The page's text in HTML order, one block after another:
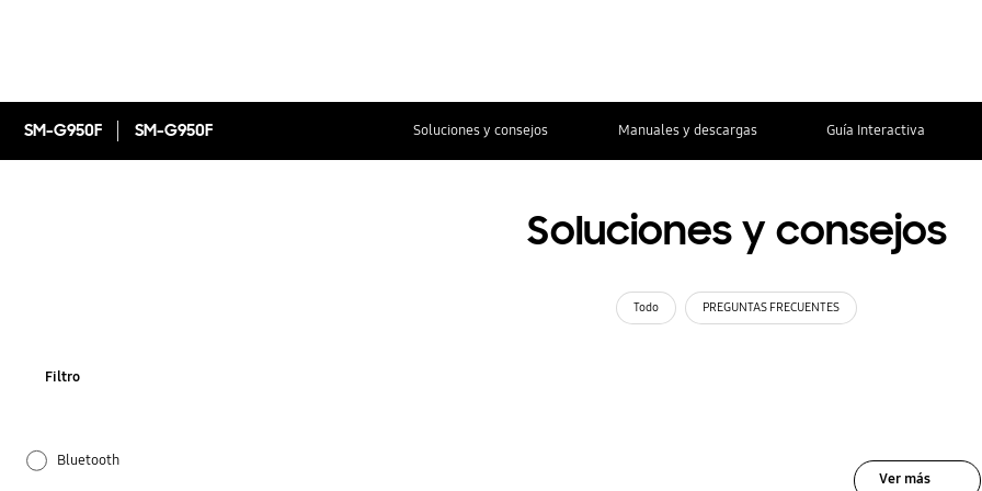
SM-G950F SM-G950F Soluciones y consejos Manuales y descargas Guía Interactiva
Soluciones y consejos
Todo PREGUNTAS FRECUENTES
Filtro
Bluetooth
Ver más